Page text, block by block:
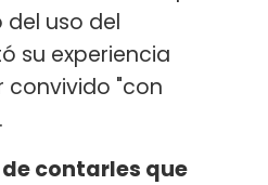
uso del
su experiencia
convivido "con
contarles que